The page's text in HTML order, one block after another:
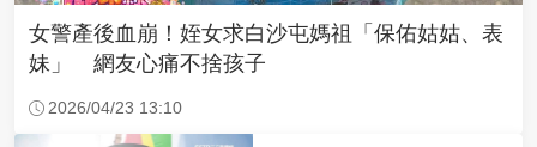
女警產後血崩！姪女求白沙屯媽祖「保佑姑姑、表
妹」 網友心痛不捨孩子
2026/04/23 13:10